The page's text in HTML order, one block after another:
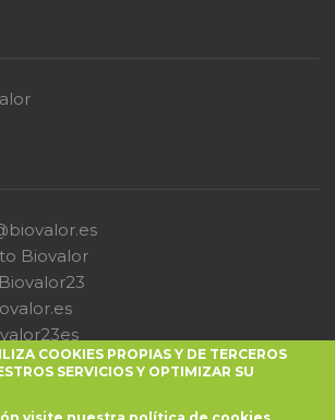
Biovalor
COOKIES PROPIAS Y DE TERCEROS
SERVICIOS Y OPTIMIZAR SU